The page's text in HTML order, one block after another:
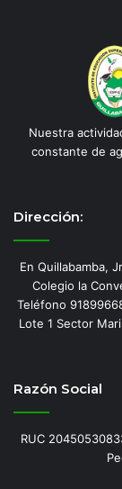
Nuestra
constante de
Dirección:
En Quillabamba,
Colegio la
Teléfono
Lote 1 Sector
Razón Social
RUC